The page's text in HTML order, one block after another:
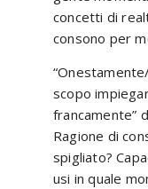
concetti di
consono per
scopo
francamente”
Ragione di
spigliato?
usi in quale